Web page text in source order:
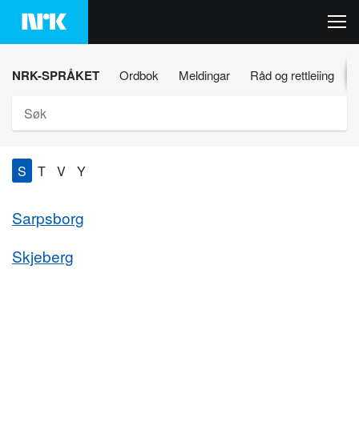
Hopp
innhaldet
NRK-SPRÅKET Ordbok Meldingar Råd og rettleiing
S T V Y
Sarpsborg
Skjeberg